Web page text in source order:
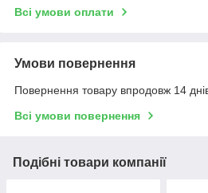
Всі умови оплати
Умови повернення
Повернення товару впродовж 14
Всі умови повернення
Подібні товари компанії